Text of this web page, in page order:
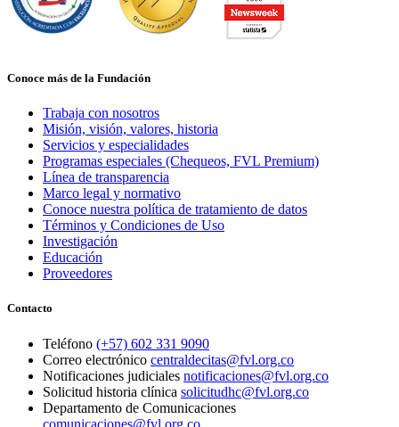
Conoce más de la Fundación
Trabaja con nosotros
Misión, visión, valores, historia
Servicios y especialidades
Programas especiales (Chequeos, FVL Premium)
Línea de transparencia
Marco legal y normativo
Conoce nuestra política de tratamiento de datos
Términos y Condiciones de Uso
Investigación
Educación
Proveedores
Contacto
Teléfono (+57) 602 331 9090
Correo electrónico centraldecitas@fvl.org.co
Notificaciones judiciales notificaciones@fvl.org.co
Solicitud historia clínica solicitudhc@fvl.org.co
Departamento de Comunicaciones
comunicaciones@fvl.org.co